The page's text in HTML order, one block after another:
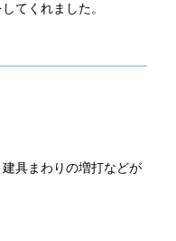
てくれました。
具まわりの増打などが